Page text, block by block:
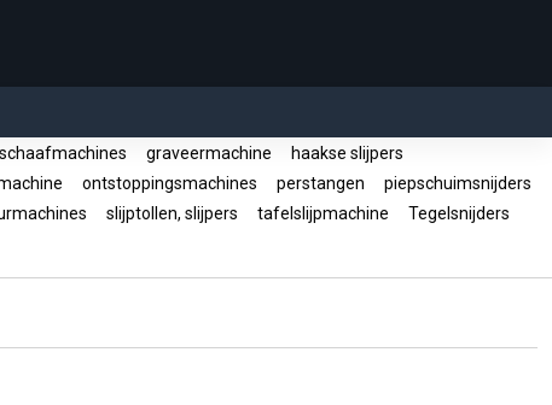
graveermachine
haakse slijpers
ontstoppingsmachines perstangen
piepschuimsnijders
slijptollen, slijpers tafelslijpmachine
Tegelsnijders